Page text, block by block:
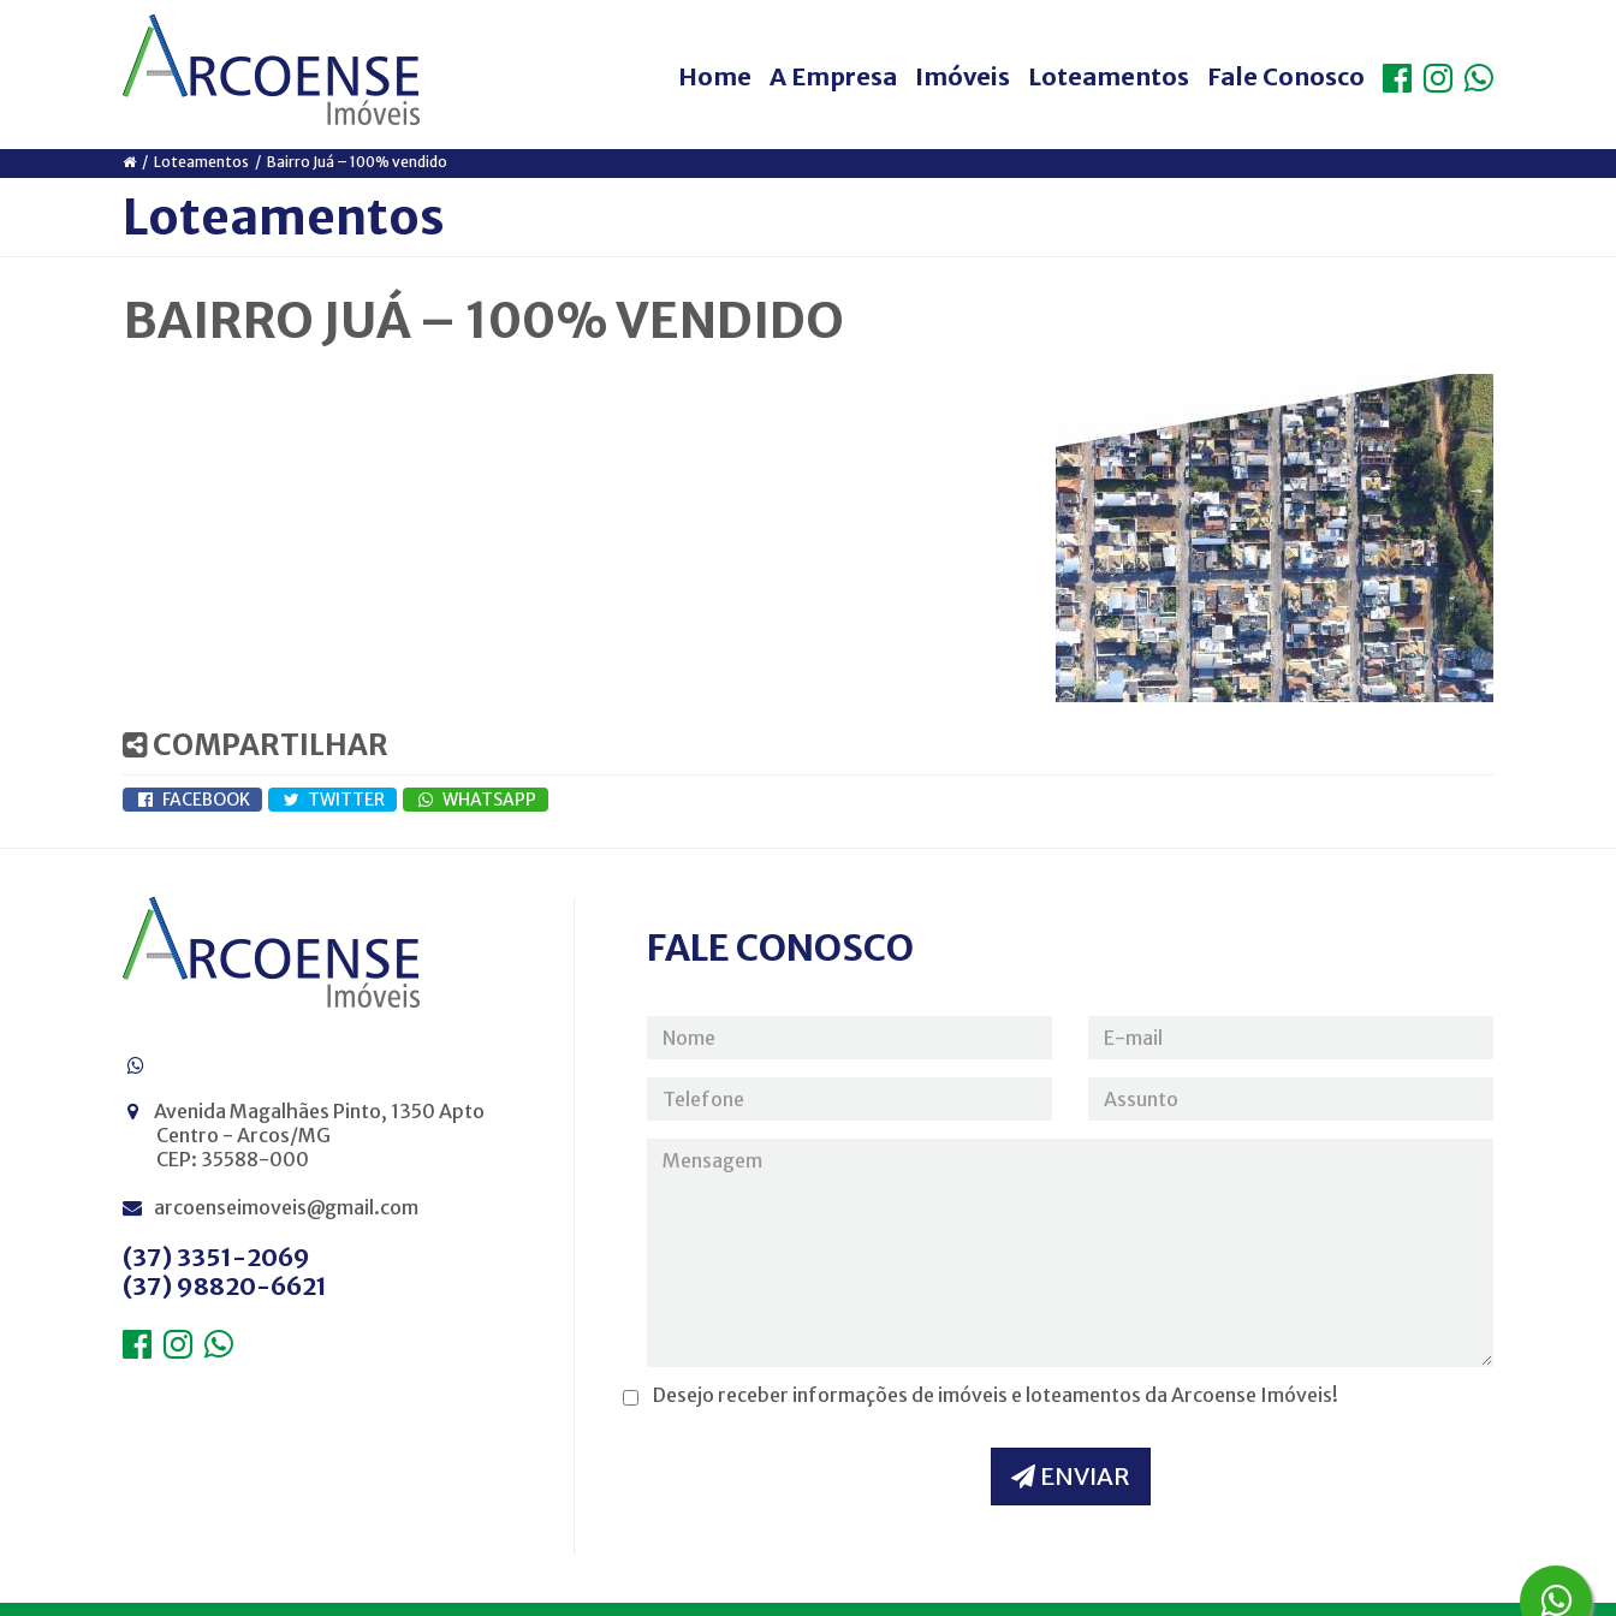
https://www.traditionrolex.com/5
Home A Empresa Imóveis Loteamentos Fale Conosco
Loteamentos Bairro Juá – 100% vendido
Loteamentos
BAIRRO JUÁ – 100% VENDIDO
COMPARTILHAR
FACEBOOK TWITTER WHATSAPP
Avenida Magalhães Pinto, 1350 Apto
Centro - Arcos/MG
CEP: 35588-000
arcoenseimoveis@gmail.com
(37) 3351-2069
(37) 98820-6621
FALE CONOSCO
Desejo receber informações de imóveis e loteamentos da Arcoense Imóveis!
ENVIAR